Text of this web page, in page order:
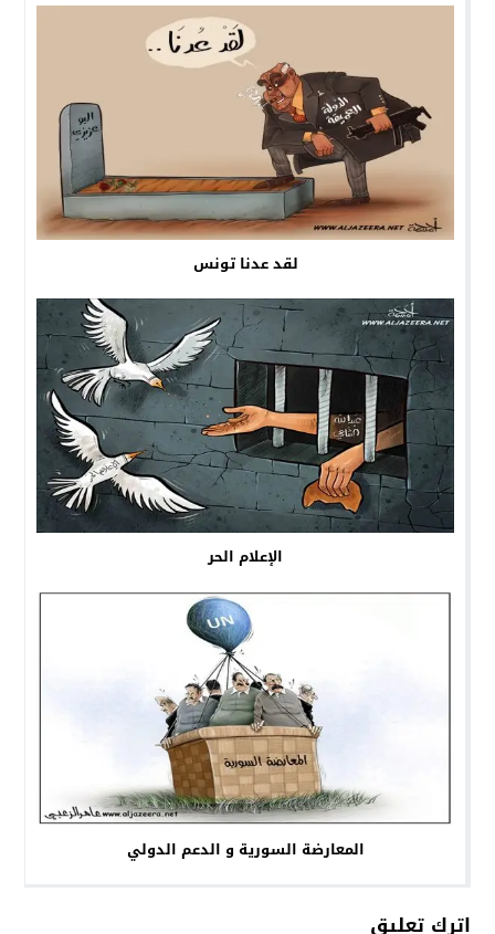
لقد عدنا تونس
الإعلام الحر
المعارضة السورية و الدعم الدولي
اترك تعليق